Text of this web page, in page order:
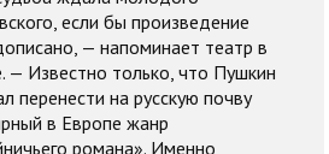
если бы произведение
— напоминает театр в
— Известно только, что Пушкин
перенести на русскую почву
в Европе жанр
романа». Именно